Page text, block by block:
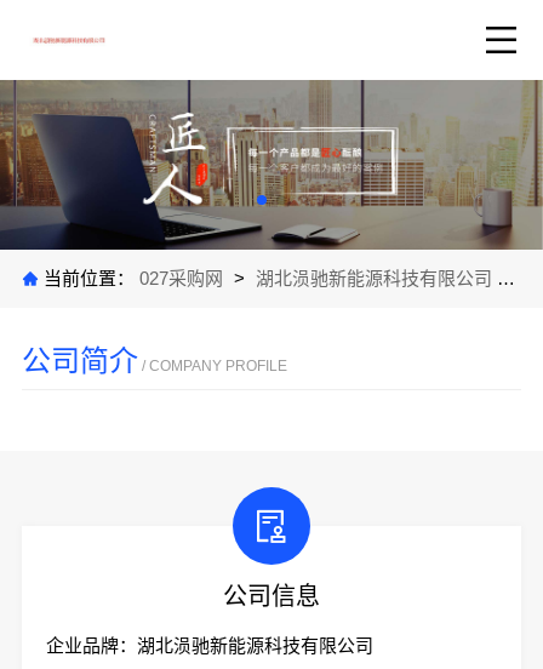
当前位置： 027采购网 > 湖北涢驰新能源科技有限公司 >
公司简介 / COMPANY PROFILE
公司信息
企业品牌：湖北涢驰新能源科技有限公司